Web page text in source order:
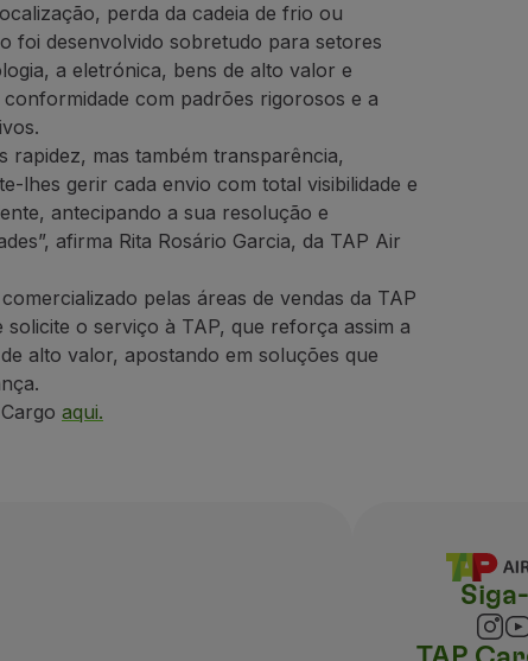
perda da cadeia de frio ou
foi desenvolvido sobretudo para setores
a eletrónica, bens de alto valor e
com padrões rigorosos e a
rapidez, mas também transparência,
lhes gerir cada envio com total visibilidade e
antecipando a sua resolução e
afirma Rita Rosário Garcia, da TAP Air
pelas áreas de vendas da TAP
o serviço à TAP, que reforça assim a
alto valor, apostando em soluções que
aqui.